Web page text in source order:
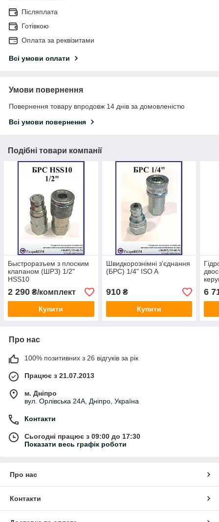
Післяплата
Готівкою
Оплата за реквізитами
Всі умови оплати
Умови повернення
Повернення товару впродовж 14 днів за домовленістю
Всі умови повернення
Подібні товари компанії
Быстроразъем з плоским
клапаном (ШРЗ) 1/2"
HSS10
2 290 ₴/комплект
Купити
Швидкорознімні з'єднання
(БРС) 1/4" ISO A
910₴
Купити
6
Про нас
100% позитивних з 26 відгуків за рік
Працює з 21.07.2013
м. Дніпро
вул. Орлівська 24А, Дніпро, Україна
Контакти
Сьогодні працює з 09:00 до 17:30
Показати весь графік роботи
Про нас
Контакти